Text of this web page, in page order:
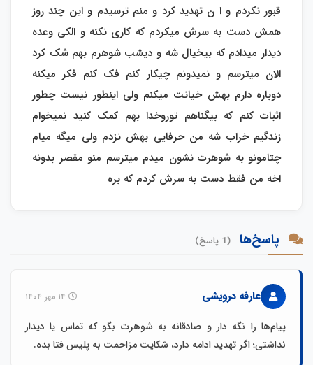
قبور نکردم و ا ن تهدید کرد و منم ترسیدم و این چند روز
همش دست به سرش میکردم که کاری نکنه و الکی وعده
دیدار میدادم که بیخیال شه و دیشب شوهرم بهم شک کرد
الان میترسم و نمیدونم چیکار کنم فک کنم فکر میکنه
دوباره دارم بهش خیانت میکنم ولی اینطور نیست چطور
اثبات کنم که بیگناهم توروخدا بهم کمک کنید نمیخوام
زندگیم خراب شه من حرفایی بهش نزدم ولی میگه میام
چتامونو به شوهرت نشون میدم میترسم منو مقصر بدونه
اخه من فقط دست به سرش کردم که بره
پاسخ‌ها (1 پاسخ)
عارفه درویشی
پیام‌ها را نگه دار و صادقانه به شوهرت بگو که تماس یا دیدار
نداشتی؛ اگر تهدید ادامه دارد، شکایت مزاحمت به پلیس فتا بده.